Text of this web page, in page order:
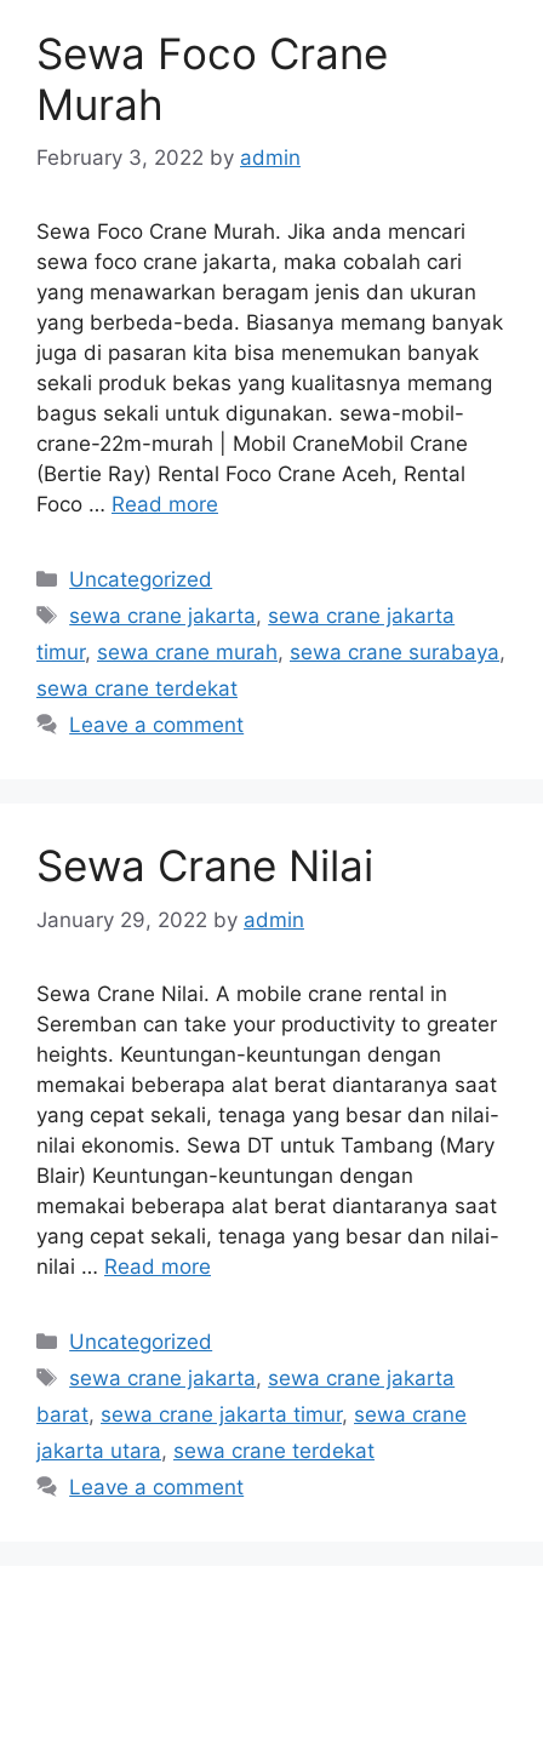
Sewa Foco Crane
Murah
February 3, 2022 by admin
Sewa Foco Crane Murah. Jika anda mencari
sewa foco crane jakarta, maka cobalah cari
yang menawarkan beragam jenis dan ukuran
yang berbeda-beda. Biasanya memang banyak
juga di pasaran kita bisa menemukan banyak
sekali produk bekas yang kualitasnya memang
bagus sekali untuk digunakan. sewa-mobil-
crane-22m-murah | Mobil CraneMobil Crane
(Bertie Ray) Rental Foco Crane Aceh, Rental
Foco … Read more
Categories
Uncategorized
Tags
sewa crane jakarta, sewa crane jakarta
timur, sewa crane murah, sewa crane surabaya,
sewa crane terdekat
Leave a comment
Sewa Crane Nilai
January 29, 2022 by admin
Sewa Crane Nilai. A mobile crane rental in
Seremban can take your productivity to greater
heights. Keuntungan-keuntungan dengan
memakai beberapa alat berat diantaranya saat
yang cepat sekali, tenaga yang besar dan nilai-
nilai ekonomis. Sewa DT untuk Tambang (Mary
Blair) Keuntungan-keuntungan dengan
memakai beberapa alat berat diantaranya saat
yang cepat sekali, tenaga yang besar dan nilai-
nilai … Read more
Categories
Uncategorized
Tags
sewa crane jakarta, sewa crane jakarta
barat, sewa crane jakarta timur, sewa crane
jakarta utara, sewa crane terdekat
Leave a comment